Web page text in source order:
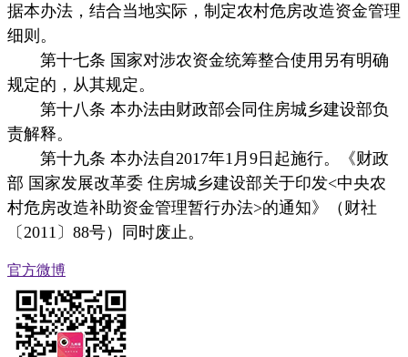
据本办法，结合当地实际，制定农村危房改造资金管理
细则。
第十七条 国家对涉农资金统筹整合使用另有明确
规定的，从其规定。
第十八条 本办法由财政部会同住房城乡建设部负
责解释。
第十九条 本办法自2017年1月9日起施行。《财政
部 国家发展改革委 住房城乡建设部关于印发<中央农
村危房改造补助资金管理暂行办法>的通知》（财社
〔2011〕88号）同时废止。
官方微博